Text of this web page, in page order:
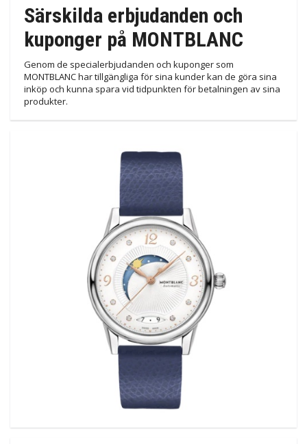
Särskilda erbjudanden och
kuponger på MONTBLANC
Genom de specialerbjudanden och kuponger som
MONTBLANC har tillgängliga för sina kunder kan de göra sina
inköp och kunna spara vid tidpunkten för betalningen av sina
produkter.